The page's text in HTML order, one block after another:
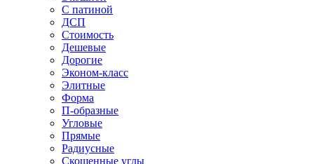
С патиной
ДСП
Стоимость
Дешевые
Дорогие
Эконом-класс
Элитные
Форма
П-образные
Угловые
Прямые
Радиусные
Скошенные углы